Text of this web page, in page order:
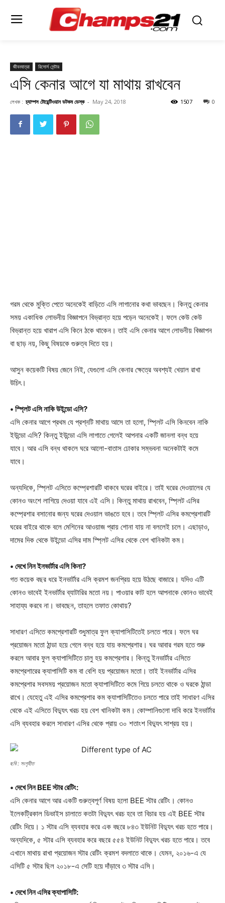
জীবনযাত্রা রিসোর্স সেন্টার
এসি কেনার আগে যা মাথায় রাখবেন
লেখক : চ্যাম্পস টোয়েন্টিওয়ান ডটকম ডেস্ক - May 24, 2018 0
1507
গরম থেকে মুক্তি পেতে অনেকেই বাড়িতে এসি লাগানোর কথা ভাবছেন। কিন্তু কেনার
সময় একাধিক লোভনীয় বিজ্ঞাপনে বিভ্রান্ত হয়ে পড়েন অনেকেই। ফলে কেউ কেউ
বিভ্রান্ত হয়ে খারাপ এসি কিনে ঠকে থাকেন। তাই এসি কেনার আগে লোভনীয় বিজ্ঞাপন
বা ছাড় নয়, কিছু বিষয়কে গুরুত্ব দিতে হয়।
আসুন কয়েকটি বিষয় জেনে নিই, যেগুলো এসি কেনার ক্ষেত্রে অবশ্যই খেয়াল রাখা
উচিৎ।
• স্প্লিট এসি নাকি উইন্ডো এসি?
এসি কেনার আগে প্রথম যে প্রশ্নটি মাথায় আসে তা হলো, স্প্লিট এসি কিনবেন নাকি
ইউন্ডো এসি? কিন্তু ইউন্ডো এসি লাগাতে গেলেই আপনার একটি জানলা বন্ধ হয়ে
যাবে। আর এসি বন্ধ থাকলে ঘরে আলো-বাতাস ঢোকার সম্ভবনা অনেকটাই কমে
যাবে।
অন্যদিকে, স্প্লিট এসিতে কম্প্রেশারটি থাকবে ঘরের বাইরে। তাই ঘরের দেওয়ালের যে
কোনও অংশে লাগিয়ে দেওয়া যাবে এই এসি। কিন্তু মাথায় রাখবেন, স্প্লিট এসির
কম্প্রেশার বসানোর জন্য ঘরের দেওয়াল ভাঙতে হবে। তবে স্প্লিট এসির কমপ্রেশারটি
ঘরের বাইরে থাকে বলে মেশিনের আওয়াজ প্রায় শোনা যায় না বললেই চলে। এছাড়াও,
দামের দিক থেকে উইন্ডো এসির দাম স্প্লিট এসির থেকে বেশ খানিকটা কম।
• দেখে নিন ইনভার্টার এসি কিনা?
গত কয়েক বছর ধরে ইনভার্টার এসি ক্রমশ জনপ্রিয় হয়ে উঠছে বাজারে। যদিও এটি
কোনও ভাবেই ইনভার্টার ব্যাটারির মতো নয়। পাওয়ার কাট হলে আপনাকে কোনও ভাবেই
সাহায্য করবে না। ভাবছেন, তাহলে তফাত কোথায়?
সাধারণ এসিতে কমপ্রেশারটি শুধুমাত্র ফুল ক্যাপাসিটিতেই চলতে পারে। ফলে ঘর
প্রয়োজন মতো ঠান্ডা হয়ে গেলে বন্ধ হয়ে যায় কমপ্রেশার। ঘর আবার গরম হতে শুরু
করলে আবার ফুল ক্যাপাসিটিতে চালু হয় কমপ্রেশার। কিন্তু ইনভার্টার এসিতে
কমপ্রেশারের ক্যাপাসিটি কম বা বেশি হয় প্রয়োজন মতো। তাই ইনভার্টার এসির
কমপ্রেশার সবসময় প্রয়োজন মতো ক্যাপাসিটিতে কমে গিয়ে চলতে থাকে ও ঘরকে ঠান্ডা
রাখে। যেহেতু এই এসির কমপ্রেশার কম ক্যাপাসিটিতেও চলতে পারে তাই সাধারণ এসির
থেকে এই এসিতে বিদ্যুৎ খরচ হয় বেশ খানিকটা কম। কোম্পানিগুলো দাবি করে ইনভার্টার
এসি ব্যবহার করলে সাধারণ এসির থেকে প্রায় ৩০ শতাংশ বিদ্যুৎ সাশ্রয় হয়।
ছবি : সংগৃহীত
• দেখে নিন BEE স্টার রেটিং:
এসি কেনার আগে আর একটি গুরুত্বপূর্ণ বিষয় হলো BEE স্টার রেটিং। কোনও
ইলেকট্রিকাল ডিভাইস চালাতে কতটা বিদ্যুৎ খরচ হবে তা বিচার হয় এই BEE স্টার
রেটিং দিয়ে। ১ স্টার এসি ব্যবহার করে এক বছরে ৮৪৩ ইউনিট বিদ্যুৎ খরচ হতে পারে।
অন্যদিকে, ৫ স্টার এসি ব্যবহার করে বছরে ৫৫৪ ইউনিট বিদ্যুৎ খরচ হতে পারে। তবে
এখানে মাথায় রাখা প্রয়োজন স্টার রেটিং ক্রমশ বদলাতে থাকে। যেমন, ২০১৬-এ যে
এসিটি ৫ স্টার ছিল ২০১৮-এ সেটি হয়ে দাঁড়াবে ৩ স্টার এসি।
• দেখে নিন এসির ক্যাপাসিটি: